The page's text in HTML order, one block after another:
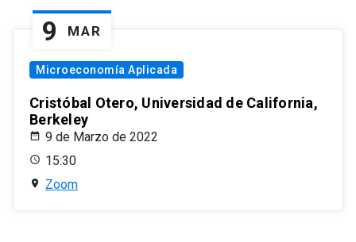
9 MAR
Microeconomía Aplicada
Cristóbal Otero, Universidad de California,
Berkeley
9 de Marzo de 2022
15:30
Zoom